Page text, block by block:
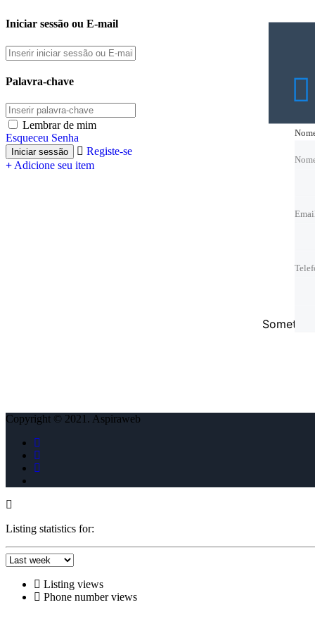
Iniciar sessão ou E-mail
Palavra-chave
Lembrar de mim
Esqueceu Senha
Registe-se
Adicione seu item
Copyright © 2021. Aspiraweb
Listing statistics for:
Listing views
Phone number views